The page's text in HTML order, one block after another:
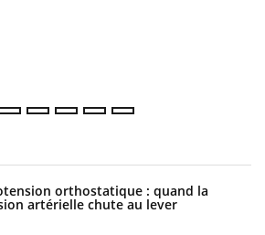
orthostatique : quand la
artérielle chute au lever